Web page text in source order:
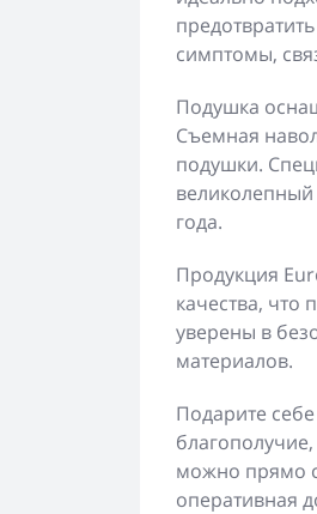
симптомы,
Подушка
Съемная
подушки.
года.
Продукция
качества,
уверены в
материалов.
Подарите
можно прямо
оперативная